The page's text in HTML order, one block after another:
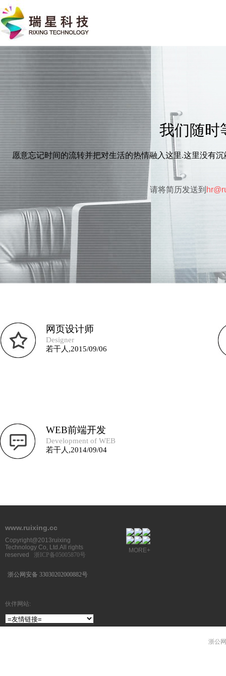
我们随时
愿意忘记时间的流转并把对生活的热情融入这里.这里没有
请将简历发送到
网页设计师
Designer
若干人,2015/09/06
WEB前端开发
Development of WEB
若干人,2014/09/04
www.ruixing.cc
Copyright@2013ruixing
Technology Co, Ltd.All rights
reserved 浙ICP备05005870号
浙公网安备 33030202000882号
伙伴网站:
MORE+
浙公